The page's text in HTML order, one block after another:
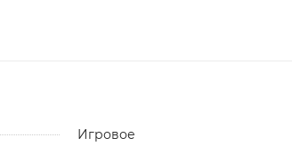
Игровое